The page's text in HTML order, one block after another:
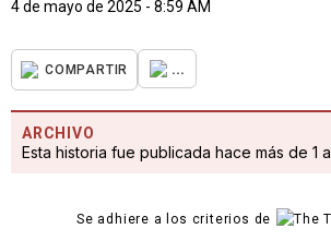
4 de mayo de 2025 - 8:59 AM
COMPARTIR ...
ARCHIVO
Esta historia fue publicada hace más de 1
Se adhiere a los criterios de